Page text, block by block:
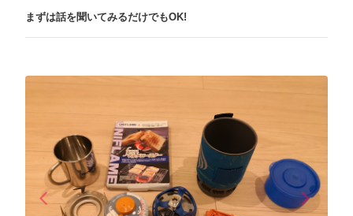
まずは話を聞いてみるだけでもOK!
arrow_back_iosPrevious arrow_forward_ios
Next